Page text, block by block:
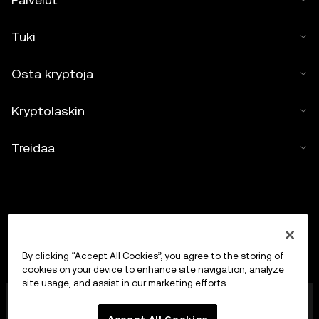
Tuki
Osta kryptoja
Kryptolaskin
Treidaa
By clicking “Accept All Cookies”, you agree to the storing of
cookies on your device to enhance site navigation, analyze
site usage, and assist in our marketing efforts.